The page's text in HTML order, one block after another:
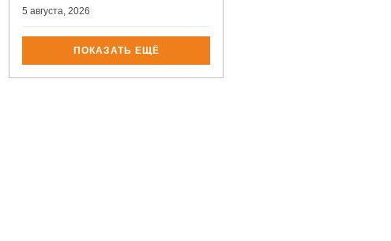
5 августа, 2026
ПОКАЗАТЬ ЕЩЁ